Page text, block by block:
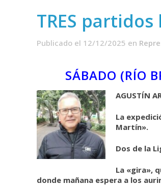
TRES partidos
Publicado el 12/12/2025 en
SÁBADO (RÍO
AGUSTÍN
La
Martín».
Dos de la
La «gira»,
donde mañana espera a los